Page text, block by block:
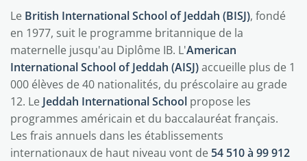
Le British International School of Jeddah (BISJ), fondé
en 1977, suit le programme britannique de la
maternelle jusqu'au Diplôme IB. L'American
International School of Jeddah (AISJ)accueille plus de 1
000 élèves de 40 nationalités, du préscolaire au grade
12. Le Jeddah International School propose les
programmes américain et du baccalauréat français.
Les frais annuels dans les établissements
internationaux de haut niveau vont de 54 510 à 99 912